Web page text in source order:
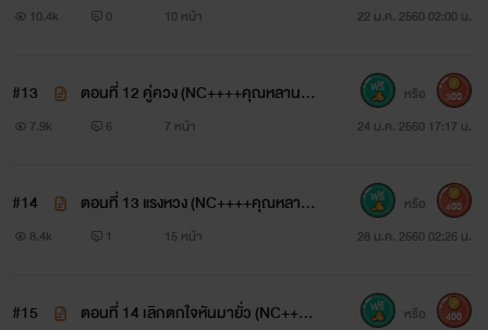
นสายยั่วกับคุณลุงสุดหื่น)
10.4k 0 10 หน้า 22 ม.ค. 2560 02:00 น.
#13
ตอนที่ 12 คู่ควง (NC++++คุณหลานสา
ยยั่วกับคุณลุงสุดหื่น)
7.9k 6 7 หน้า 24 ม.ค. 2560 17:17 น.
หรือ 300
#14
ตอนที่ 13 แรงหวง (NC++++คุณหลาน
สายยั่วกับคุณลุงสุดหื่น)
8.4k 1 15 หน้า 28 ม.ค. 2560 02:26 น.
หรือ 400
#15
ตอนที่ 14 เลิกตกใจหันมายั่ว (NC++++
หรือ 400